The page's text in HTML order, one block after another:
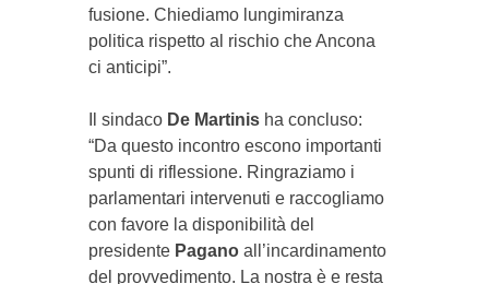
fusione. Chiediamo lungimiranza
politica rispetto al rischio che Ancona
ci anticipi”.
Il sindaco De Martinisha concluso:
“Da questo incontro escono importanti
spunti di riflessione. Ringraziamo i
parlamentari intervenuti e raccogliamo
con favore la disponibilità del
presidente Paganoall’incardinamento
del provvedimento. La nostra è e resta